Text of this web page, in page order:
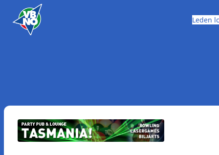
Skip to content
Leden